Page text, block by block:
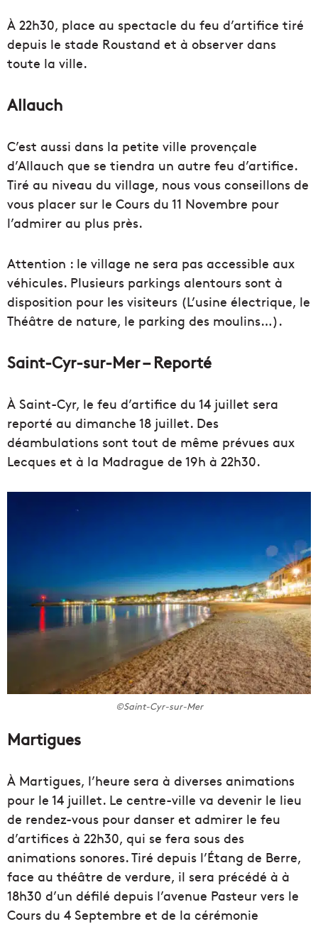
À 22h30, place au spectacle du feu d’artifice tiré
depuis le stade Roustand et à observer dans
toute la ville.
Allauch
C’est aussi dans la petite ville provençale
d’Allauch que se tiendra un autre feu d’artifice.
Tiré au niveau du village, nous vous conseillons de
vous placer sur le Cours du 11 Novembre pour
l’admirer au plus près.
Attention : le village ne sera pas accessible aux
véhicules. Plusieurs parkings alentours sont à
disposition pour les visiteurs (L’usine électrique, le
Théâtre de nature, le parking des moulins…).
Saint-Cyr-sur-Mer – Reporté
À Saint-Cyr, le feu d’artifice du 14 juillet sera
reporté au dimanche 18 juillet. Des
déambulations sont tout de même prévues aux
Lecques et à la Madrague de 19h à 22h30.
©Saint-Cyr-sur-Mer
Martigues
À Martigues, l’heure sera à diverses animations
pour le 14 juillet. Le centre-ville va devenir le lieu
de rendez-vous pour danser et admirer le feu
d’artifices à 22h30, qui se fera sous des
animations sonores. Tiré depuis l’Étang de Berre,
face au théâtre de verdure, il sera précédé à à
18h30 d’un défilé depuis l’avenue Pasteur vers le
Cours du 4 Septembre et de la cérémonie